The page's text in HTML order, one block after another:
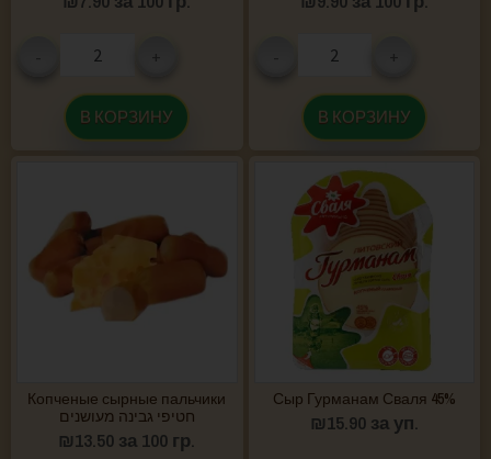
В КОРЗИНУ В КОРЗИНУ
Копченые сырные пальчики
חטיפי גבינה מעושנים
₪13.50 за 100 гр.
Сыр Гурманам Сваля 45%
₪15.90 за уп.